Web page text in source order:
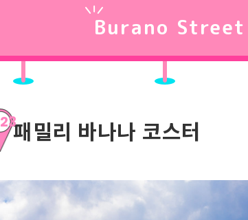
Burano
23패밀리 바나나 코스터